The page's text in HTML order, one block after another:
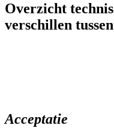
Overzicht
verschillen tussen
Acceptatie